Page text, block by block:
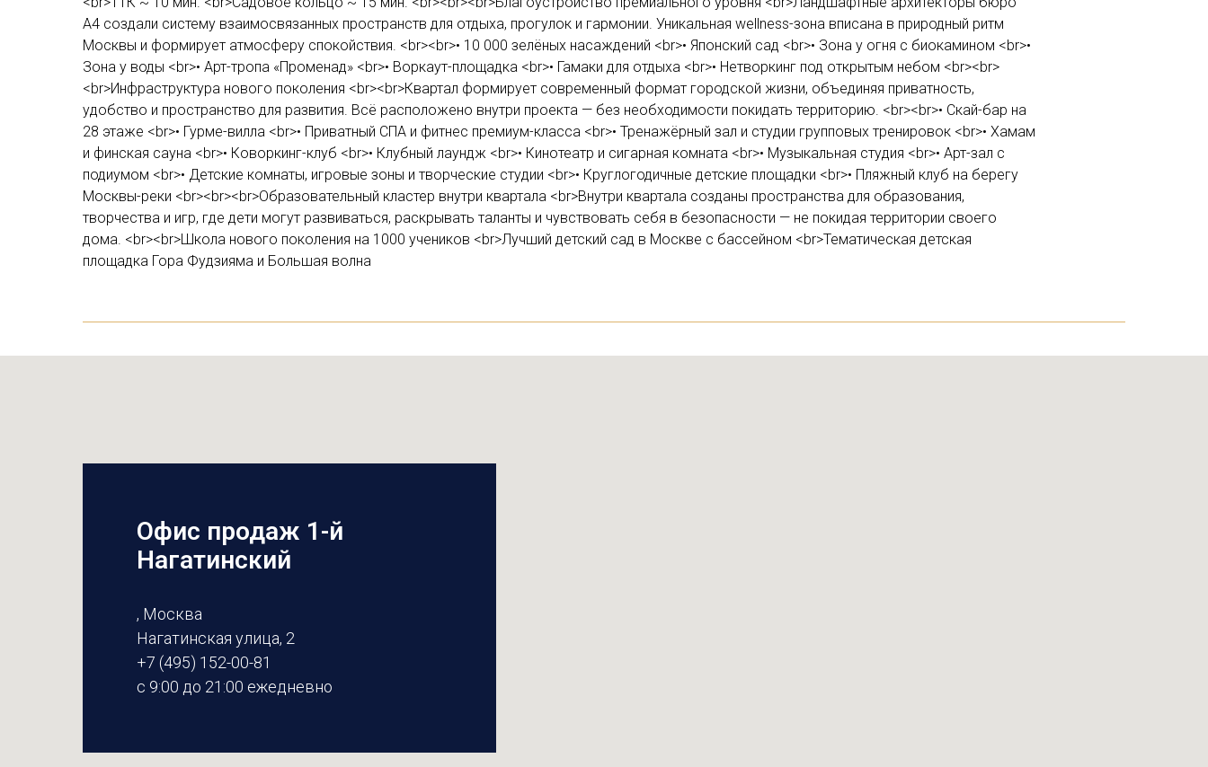
А4 создали систему взаимосвязанных пространств для отдыха, прогулок и гармонии. Уникальная wellness-зона вписана в природный ритм
Москвы и формирует атмосферу спокойствия. <br><br>• 10 000 зелёных насаждений <br>• Японский сад <br>• Зона у огня с биокамином <br>•
Зона у воды <br>• Арт-тропа «Променад» <br>• Воркаут-площадка <br>• Гамаки для отдыха <br>• Нетворкинг под открытым небом <br><br>
<br>Инфраструктура нового поколения <br><br>Квартал формирует современный формат городской жизни, объединяя приватность,
удобство и пространство для развития. Всё расположено внутри проекта — без необходимости покидать территорию. <br><br>• Скай-бар на
28 этаже <br>• Гурме-вилла <br>• Приватный СПА и фитнес премиум-класса <br>• Тренажёрный зал и студии групповых тренировок <br>• Хамам
и финская сауна <br>• Коворкинг-клуб <br>• Клубный лаундж <br>• Кинотеатр и сигарная комната <br>• Музыкальная студия <br>• Арт-зал с
подиумом <br>• Детские комнаты, игровые зоны и творческие студии <br>• Круглогодичные детские площадки <br>• Пляжный клуб на берегу
Москвы-реки <br><br><br>Образовательный кластер внутри квартала <br>Внутри квартала созданы пространства для образования,
творчества и игр, где дети могут развиваться, раскрывать таланты и чувствовать себя в безопасности — не покидая территории своего
дома. <br><br>Школа нового поколения на 1000 учеников <br>Лучший детский сад в Москве с бассейном <br>Тематическая детская
площадка Гора Фудзияма и Большая волна
Офис продаж 1-й
Нагатинский
, Москва
Нагатинская улица, 2
+7 (495) 152-00-81
с 9:00 до 21:00 ежедневно